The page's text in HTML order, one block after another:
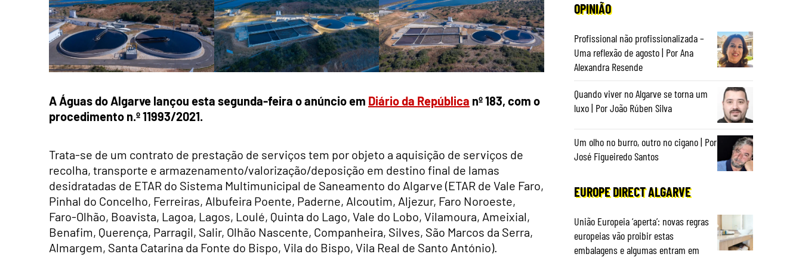
A Águas do Algarve lançou esta segunda-feira o anúncio em Diário da República nº 183, com o
procedimento n.º 11993/2021.
Trata-se de um contrato de prestação de serviços tem por objeto a aquisição de serviços de
recolha, transporte e armazenamento/valorização/deposição em destino final de lamas
desidratadas de ETAR do Sistema Multimunicipal de Saneamento do Algarve (ETAR de Vale Faro,
Pinhal do Concelho, Ferreiras, Albufeira Poente, Paderne, Alcoutim, Aljezur, Faro Noroeste,
Faro-Olhão, Boavista, Lagoa, Lagos, Loulé, Quinta do Lago, Vale do Lobo, Vilamoura, Ameixial,
Benafim, Querença, Parragil, Salir, Olhão Nascente, Companheira, Silves, São Marcos da Serra,
Almargem, Santa Catarina da Fonte do Bispo, Vila do Bispo, Vila Real de Santo António).
OPINIÃO
Profissional não profissionalizada –
Uma reflexão de agosto | Por Ana
Alexandra Resende
Quando viver no Algarve se torna um
luxo | Por João Rúben Silva
Um olho no burro, outro no cigano | Por
José Figueiredo Santos
EUROPE DIRECT ALGARVE
União Europeia ‘aperta’: novas regras
europeias vão proibir estas
embalagens e algumas entram em